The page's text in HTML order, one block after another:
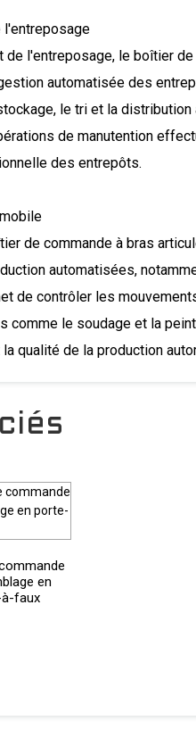
l'entreposage
l'entreposage, le boîtier
automatisée des
le tri et la
de manutention
des entrepôts.
de commande à bras
automatisées,
de contrôler les
comme le soudage et la
qualité de la production
en
faux